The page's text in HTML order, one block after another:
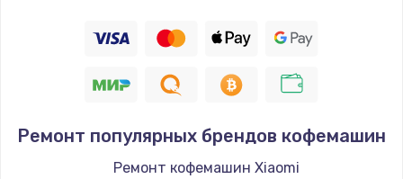
Заказать
1190 руб.
Заказать
Замена термостата
Ремонт популярных брендов кофемашин
Ремонт кофемашин Xiaomi